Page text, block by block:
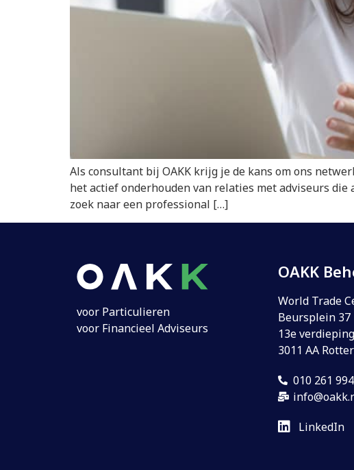
Als consultant bij OAKK krijg je de kans om ons
het actief onderhouden van relaties met adviseurs
zoek naar een professional […]
voor Particulieren
voor Financieel Adviseurs
OAKK
World Trade
Beursplein 37
13e verdieping
3011 AA
010 261
LinkedIn